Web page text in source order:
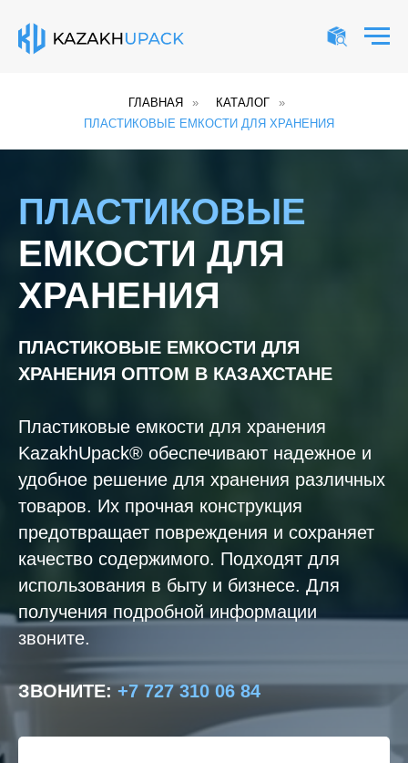
ГЛАВНАЯ » КАТАЛОГ
»
ПЛАСТИКОВЫЕ ЕМКОСТИ ДЛЯ ХРАНЕНИЯ
ПЛАСТИКОВЫЕ
ЕМКОСТИ ДЛЯ
ХРАНЕНИЯ
ПЛАСТИКОВЫЕ ЕМКОСТИ ДЛЯ
ХРАНЕНИЯ ОПТОМ В КАЗАХСТАНЕ
Пластиковые емкости для хранения
KazakhUpack® обеспечивают надежное и
удобное решение для хранения различных
товаров. Их прочная конструкция
предотвращает повреждения и сохраняет
качество содержимого. Подходят для
использования в быту и бизнесе. Для
получения подробной информации
звоните.
ЗВОНИТЕ:+7 727 310 06 84